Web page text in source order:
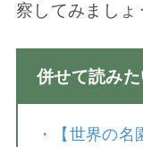
察してみましょ
併せて読み
・
【世界の